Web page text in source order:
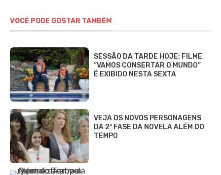
VOCÊ PODE GOSTAR TAMBÉM
SESSÃO DA TARDE HOJE: FILME
“VAMOS CONSERTAR O MUNDO”
É EXIBIDO NESTA SEXTA
VEJA OS NOVOS PERSONAGENS
DA 2ª FASE DA NOVELA ALÉM DO
TEMPO